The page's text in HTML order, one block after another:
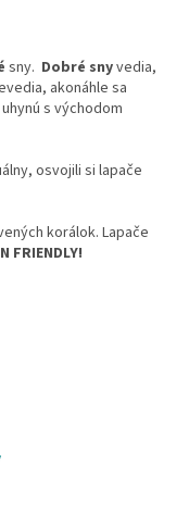
sny. Dobré snyvedia,
akonáhle sa
s východom
osvojili si lapače
korálok. Lapače
FRIENDLY!